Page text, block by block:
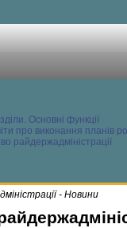
Основні функції
про виконання планів
райдержадміністрації
- Новини